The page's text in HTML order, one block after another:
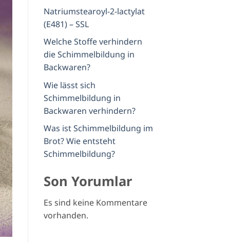
Natriumstearoyl-2-lactylat
(E481) – SSL
Welche Stoffe verhindern
die Schimmelbildung in
Backwaren?
Wie lässt sich
Schimmelbildung in
Backwaren verhindern?
Was ist Schimmelbildung im
Brot? Wie entsteht
Schimmelbildung?
Son Yorumlar
Es sind keine Kommentare
vorhanden.